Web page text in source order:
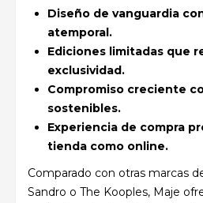
Diseño de vanguardia
atemporal.
Ediciones limitadas que
exclusividad.
Compromiso creciente
sostenibles.
Experiencia de compra
tienda como online.
Comparado con otras marcas
Sandro o The Kooples, Maje